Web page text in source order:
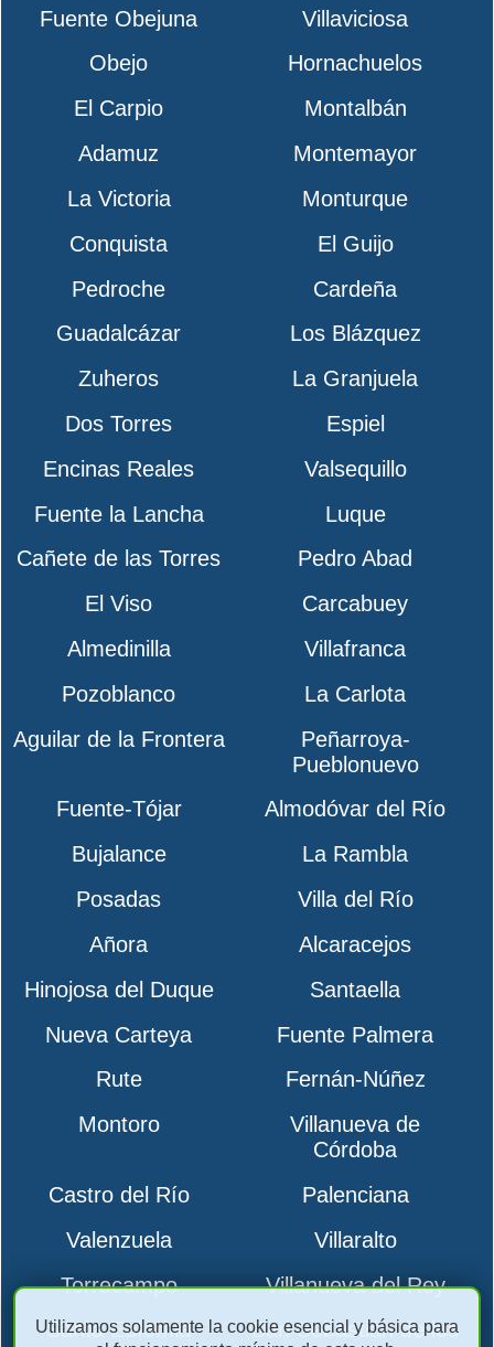
Fuente Obejuna
Villaviciosa
Obejo
Hornachuelos
El Carpio
Montalbán
Adamuz
Montemayor
La Victoria
Monturque
Conquista
El Guijo
Pedroche
Cardeña
Guadalcázar
Los Blázquez
Zuheros
La Granjuela
Dos Torres
Espiel
Encinas Reales
Valsequillo
Fuente la Lancha
Luque
Cañete de las Torres
Pedro Abad
El Viso
Carcabuey
Almedinilla
Villafranca
Pozoblanco
La Carlota
Aguilar de la Frontera
Peñarroya-
Pueblonuevo
Fuente-Tójar
Almodóvar del Río
Bujalance
La Rambla
Posadas
Villa del Río
Añora
Alcaracejos
Hinojosa del Duque
Santaella
Nueva Carteya
Fuente Palmera
Rute
Fernán-Núñez
Montoro
Villanueva de
Córdoba
Castro del Río
Palenciana
Valenzuela
Villaralto
Torrecampo
Villanueva del Rey
Santa Eufemia
San Sebastián de los
Utilizamos solamente la cookie esencial y básica para